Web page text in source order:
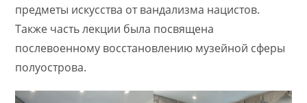
предметы искусства от вандализма нацистов.
Также часть лекции была посвящена
послевоенному восстановлению музейной сферы
полуострова.